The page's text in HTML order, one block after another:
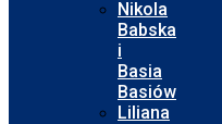
Nikola
Babska
i
Basia
Basiów
Liliana